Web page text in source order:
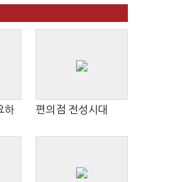
하
편의점 전성시대